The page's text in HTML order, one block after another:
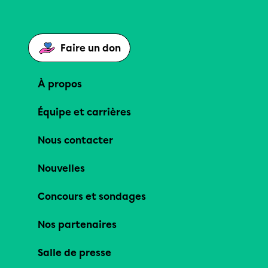
Faire un don
À propos
Équipe et carrières
Nous contacter
Nouvelles
Concours et sondages
Nos partenaires
Salle de presse